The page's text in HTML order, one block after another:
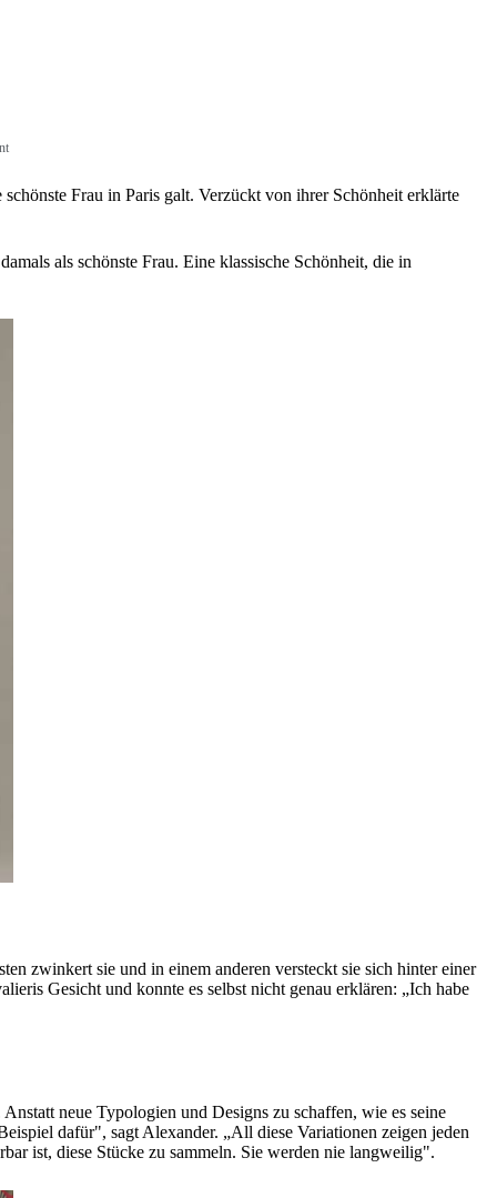
Frau in Paris galt. Verzückt von ihrer Schönheit erklärte
als schönste Frau. Eine klassische Schönheit, die in
zwinkert sie und in einem anderen versteckt sie sich hinter einer
Gesicht und konnte es selbst nicht genau erklären: „Ich habe
neue Typologien und Designs zu schaffen, wie es seine
dafür", sagt Alexander. „All diese Variationen zeigen jeden
ist, diese Stücke zu sammeln. Sie werden nie langweilig".